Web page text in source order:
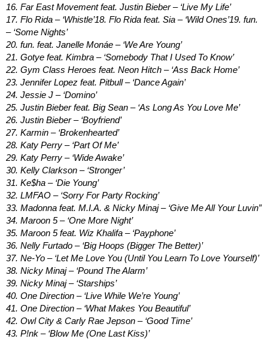
16. Far East Movement feat. Justin Bieber – ‘Live My Life’
17. Flo Rida – ‘Whistle’18. Flo Rida feat. Sia – ‘Wild Ones’19. fun.
– ‘Some Nights’
20. fun. feat. Janelle Monáe – ‘We Are Young’
21. Gotye feat. Kimbra – ‘Somebody That I Used To Know’
22. Gym Class Heroes feat. Neon Hitch – ‘Ass Back Home’
23. Jennifer Lopez feat. Pitbull – ‘Dance Again’
24. Jessie J – ‘Domino’
25. Justin Bieber feat. Big Sean – ‘As Long As You Love Me’
26. Justin Bieber – ‘Boyfriend’
27. Karmin – ‘Brokenhearted’
28. Katy Perry – ‘Part Of Me’
29. Katy Perry – ‘Wide Awake’
30. Kelly Clarkson – ‘Stronger’
31. Ke$ha – ‘Die Young’
32. LMFAO – ‘Sorry For Party Rocking’
33. Madonna feat. M.I.A. & Nicky Minaj – ‘Give Me All Your Luvin”
34. Maroon 5 – ‘One More Night’
35. Maroon 5 feat. Wiz Khalifa – ‘Payphone’
36. Nelly Furtado – ‘Big Hoops (Bigger The Better)’
37. Ne-Yo – ‘Let Me Love You (Until You Learn To Love Yourself)’
38. Nicky Minaj – ‘Pound The Alarm’
39. Nicky Minaj – ‘Starships’
40. One Direction – ‘Live While We’re Young’
41. One Direction – ‘What Makes You Beautiful’
42. Owl City & Carly Rae Jepson – ‘Good Time’
43. P!nk – ‘Blow Me (One Last Kiss)’